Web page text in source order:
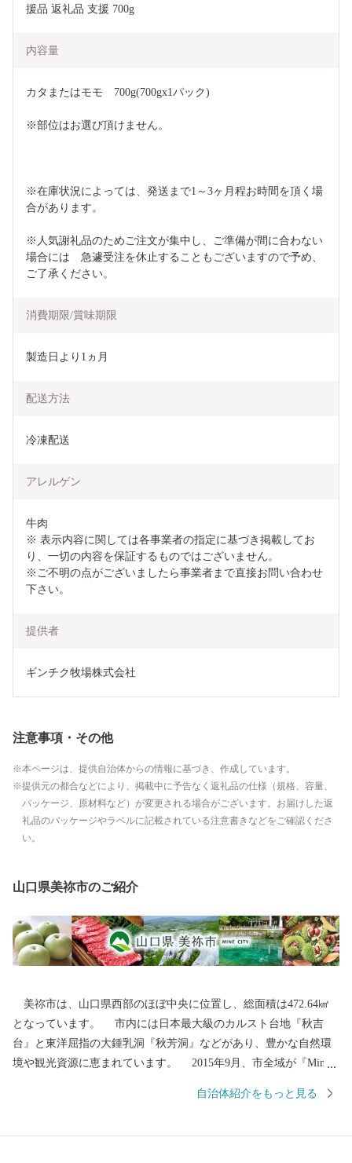
援品 返礼品 支援 700g
内容量
カタまたはモモ　700g(700gx1パック)
※部位はお選び頂けません。
※在庫状況によっては、発送まで1～3ヶ月程お時間を頂く場
合があります。
※人気謝礼品のためご注文が集中し、ご準備が間に合わない
場合には　急遽受注を休止することもございますので予め、
ご了承ください。
消費期限/賞味期限
製造日より1ヵ月
配送方法
冷凍配送
アレルゲン
牛肉
※ 表示内容に関しては各事業者の指定に基づき掲載してお
り、一切の内容を保証するものではございません。
※ご不明の点がございましたら事業者まで直接お問い合わせ
下さい。
提供者
ギンチク牧場株式会社
注意事項・その他
本ページは、提供自治体からの情報に基づき、作成しています。
提供元の都合などにより、掲載中に予告なく返礼品の仕様（規格、容量、
パッケージ、原材料など）が変更される場合がございます。お届けした返
礼品のパッケージやラベルに記載されている注意書きなどをご確認くださ
い。
山口県美祢市のご紹介
美祢市は、山口県西部のほぼ中央に位置し、総面積は472.64㎢
となっています。 市内には日本最大級のカルスト台地『秋吉
台』と東洋屈指の大鍾乳洞『秋芳洞』などがあり、豊かな自然環
境や観光資源に恵まれています。 2015年9月、市全域が『Mine
2026年4月にはユネスコ世界ジオパークとしても認定されました。
自治体紹介をもっと見る